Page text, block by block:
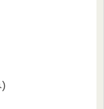
)